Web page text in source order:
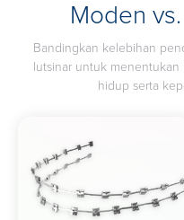
Moden
Bandingkan kelebihan
lutsinar untuk
hidup serta